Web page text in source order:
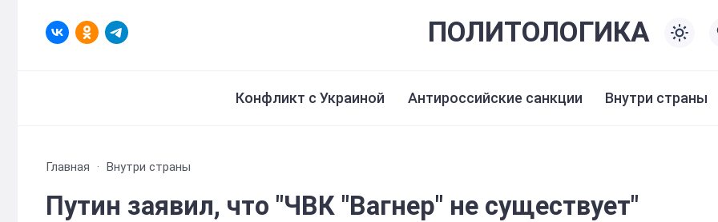
ПОЛИТОЛОГИКА
Конфликт с Украиной Антироссийские санкции Внутри страны
Главная Внутри страны
Путин заявил, что "ЧВК "Вагнер" не существует"